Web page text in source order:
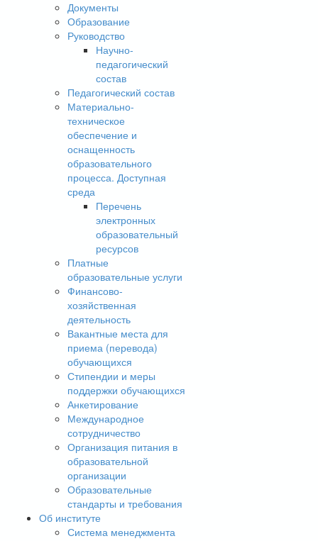
Документы
Образование
Руководство
Научно-
педагогический
состав
Педагогический состав
Материально-
техническое
обеспечение и
оснащенность
образовательного
процесса. Доступная
среда
Перечень
электронных
образовательный
ресурсов
Платные
образовательные услуги
Финансово-
хозяйственная
деятельность
Вакантные места для
приема (перевода)
обучающихся
Стипендии и меры
поддержки обучающихся
Анкетирование
Международное
сотрудничество
Организация питания в
образовательной
организации
Образовательные
стандарты и требования
Об институте
Система менеджмента